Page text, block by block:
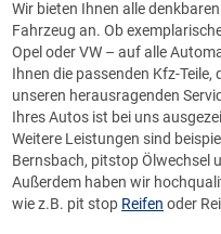
Wir bieten Ihnen alle
Fahrzeug an. Ob
Opel oder VW – auf alle
Ihnen die passenden Kfz-
unseren herausragenden
Ihres Autos ist bei uns
Weitere Leistungen sind
Bernsbach, pitstop Ölwechsel
Außerdem haben wir
wie z.B. pit stop Reifen oder